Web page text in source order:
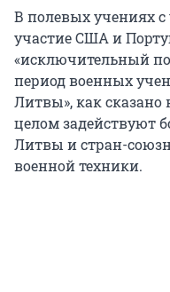
В полевых учениях
участие США и
«исключительный
период военных
Литвы», как сказано
целом задействуют
Литвы и стран-
военной техники.